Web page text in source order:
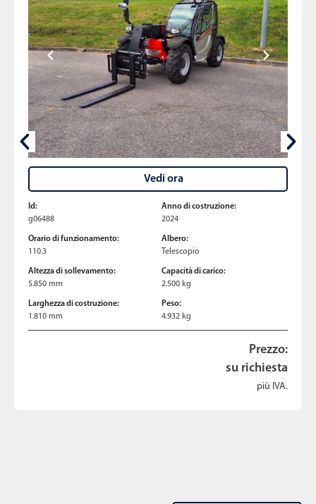
Vedi ora
Id:
g06488
Anno di costruzione:
2024
Orario di funzionamento:
110.3
Albero:
Telescopio
Altezza di sollevamento:
5.850 mm
Capacità di carico:
2.500 kg
Larghezza di costruzione:
1.810 mm
Peso:
4.932 kg
Prezzo:
su richiesta
più IVA.